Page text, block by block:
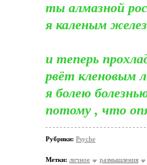
ты алмазной
я каленым
и теперь
рвёт кленовым
я болею
потому , что
Рубрики: Psyche
Метки: личное размышления